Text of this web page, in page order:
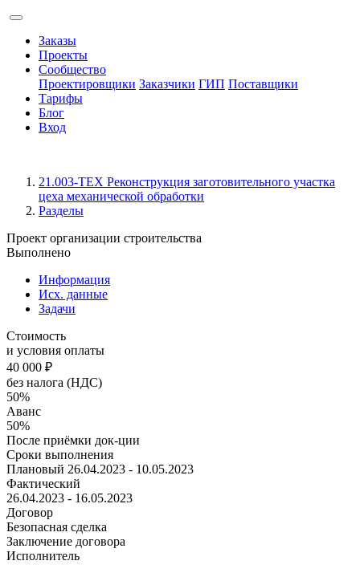
Заказы
Проекты
Сообщество
Проектировщики Заказчики ГИП Поставщики
Тарифы
Блог
Вход
21.003-ТЕХ Реконструкция заготовительного участка
цеха механической обработки
Разделы
Проект организации строительства
Выполнено
Информация
Исх. данные
Задачи
Стоимость
и условия оплаты
40 000 ₽
без налога (НДС)
50%
Аванс
50%
После приёмки док-ции
Сроки выполнения
Плановый 26.04.2023 - 10.05.2023
Фактический
26.04.2023 - 16.05.2023
Договор
Безопасная сделка
Заключение договора
Исполнитель